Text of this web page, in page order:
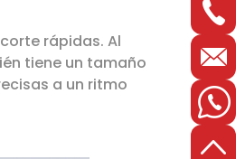
rápidas. Al
tiene un tamaño
a un ritmo